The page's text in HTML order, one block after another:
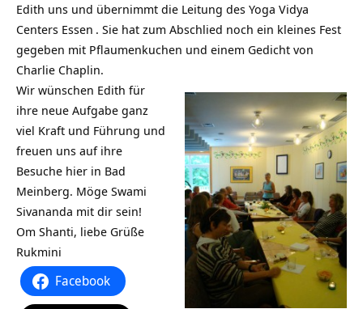
Edith uns und übernimmt die Leitung des Yoga Vidya
Centers Essen . Sie hat zum Abschlied noch ein kleines Fest
gegeben mit Pflaumenkuchen und einem Gedicht von
Charlie Chaplin.
Wir wünschen Edith für
ihre neue Aufgabe ganz
viel Kraft und Führung und
freuen uns auf ihre
Besuche hier in Bad
Meinberg. Möge Swami
Sivananda mit dir sein!
Om Shanti, liebe Grüße
Rukmini
Facebook